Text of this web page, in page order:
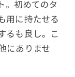
。初めてのタ
用に持たせる
るも良し。こ
にありませ